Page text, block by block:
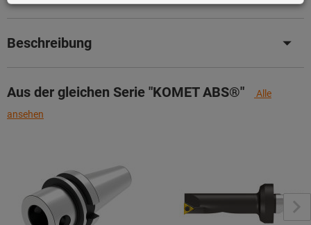
Beschreibung
Aus der gleichen Serie "KOMET ABS®"
Alle
ansehen